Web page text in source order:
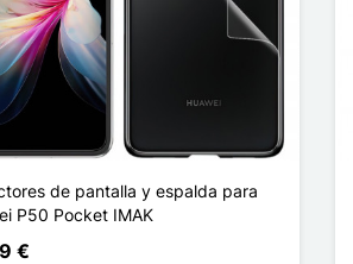
de pantalla y espalda para
P50 Pocket IMAK
€